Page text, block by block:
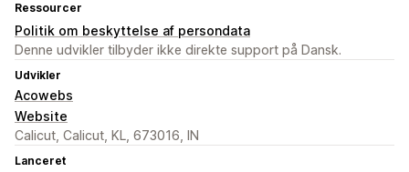
Ressourcer
Politik om beskyttelse af persondata
Denne udvikler tilbyder ikke direkte support på Dansk.
Udvikler
Acowebs
Website
Calicut, Calicut, KL, 673016, IN
Lanceret